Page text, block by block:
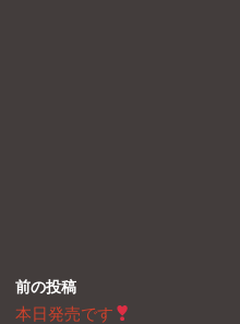
前の投稿
本日発売です